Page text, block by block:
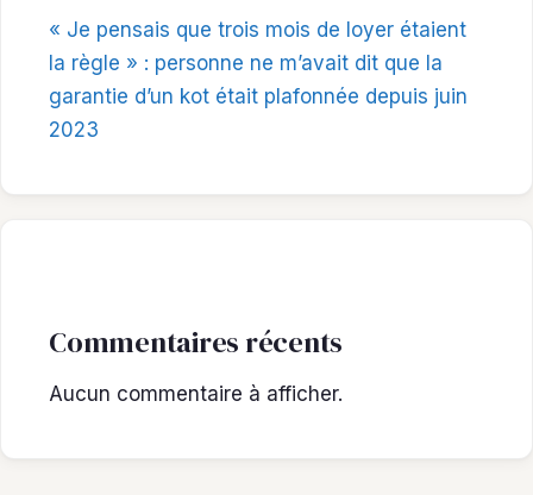
« Je pensais que trois mois de loyer étaient
la règle » : personne ne m’avait dit que la
garantie d’un kot était plafonnée depuis juin
2023
Commentaires récents
Aucun commentaire à afficher.